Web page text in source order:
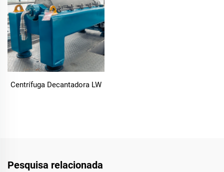
Centrífuga Decantadora LW
Pesquisa relacionada